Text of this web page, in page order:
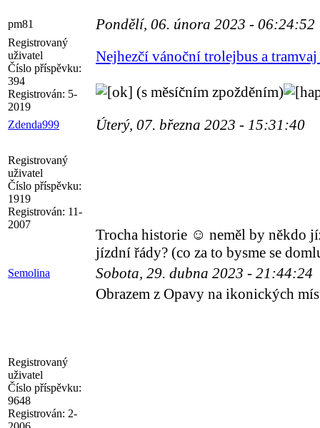
pm81 Pondělí, 06. února 2023 - 06:24:52
Registrovaný
uživatel
Číslo příspěvku:
394
Registrován: 5-
2019
Nejhezčí vánoční trolejbus a
(s měsíčním zpožděním)
Zdenda999 Úterý, 07. března 2023 - 15:31:40
Registrovaný
uživatel
Číslo příspěvku:
1919
Registrován: 11-
2007
Trocha historie ☺️ neměl by někdo
jízdní řády? (co za to bysme se
Semolina Sobota, 29. dubna 2023 - 21:44:24
Registrovaný
uživatel
Číslo příspěvku:
9648
Registrován: 2-
Obrazem z Opavy na ikonických